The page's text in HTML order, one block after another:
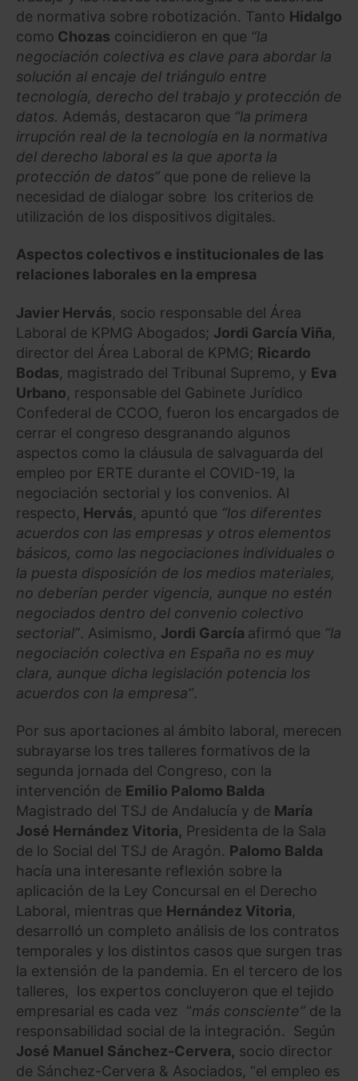
de normativa sobre robotización. Tanto Hidalgo
como Chozas coincidieron en que “la
negociación colectiva es clave para abordar la
solución al encaje del triángulo entre
tecnología, derecho del trabajo y protección de
datos. Además, destacaron que “la primera
irrupción real de la tecnología en la normativa
del derecho laboral es la que aporta la
protección de datos” que pone de relieve la
necesidad de dialogar sobre los criterios de
utilización de los dispositivos digitales.
Aspectos colectivos e institucionales de las
relaciones laborales en la empresa
Javier Hervás, socio responsable del Área
Laboral de KPMG Abogados; Jordi García Viña,
director del Área Laboral de KPMG; Ricardo
Bodas, magistrado del Tribunal Supremo, y Eva
Urbano, responsable del Gabinete Jurídico
Confederal de CCOO, fueron los encargados de
cerrar el congreso desgranando algunos
aspectos como la cláusula de salvaguarda del
empleo por ERTE durante el COVID-19, la
negociación sectorial y los convenios. Al
respecto, Hervás, apuntó que “los diferentes
acuerdos con las empresas y otros elementos
básicos, como las negociaciones individuales o
la puesta disposición de los medios materiales,
no deberían perder vigencia, aunque no estén
negociados dentro del convenio colectivo
sectorial”. Asimismo, Jordi García afirmó que “la
negociación colectiva en España no es muy
clara, aunque dicha legislación potencia los
acuerdos con la empresa”.
Por sus aportaciones al ámbito laboral, merecen
subrayarse los tres talleres formativos de la
segunda jornada del Congreso, con la
intervención de Emilio Palomo Balda
Magistrado del TSJ de Andalucía y de María
José Hernández Vitoria, Presidenta de la Sala
de lo Social del TSJ de Aragón. Palomo Balda
hacía una interesante reflexión sobre la
aplicación de la Ley Concursal en el Derecho
Laboral, mientras que Hernández Vitoria,
desarrolló un completo análisis de los contratos
temporales y los distintos casos que surgen tras
la extensión de la pandemia. En el tercero de los
talleres, los expertos concluyeron que el tejido
empresarial es cada vez “más consciente” de la
responsabilidad social de la integración. Según
José Manuel Sánchez-Cervera, socio director
de Sánchez-Cervera & Asociados, “el empleo es